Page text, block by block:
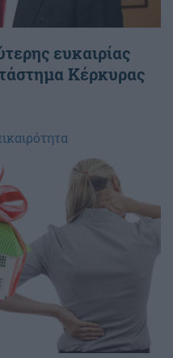
ευκαιρίας
Κέρκυρας